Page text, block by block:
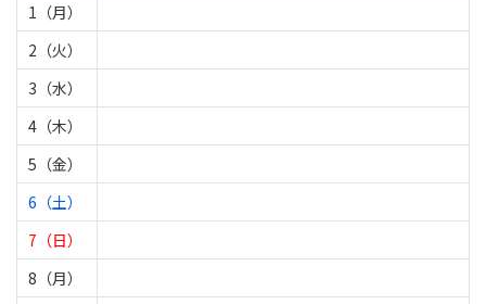
1（月）
2（火）
3（水）
4（木）
5（金）
6（土）
7（日）
8（月）